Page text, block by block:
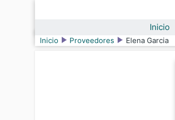
Inicio
Inicio Proveedores Elena Garcia